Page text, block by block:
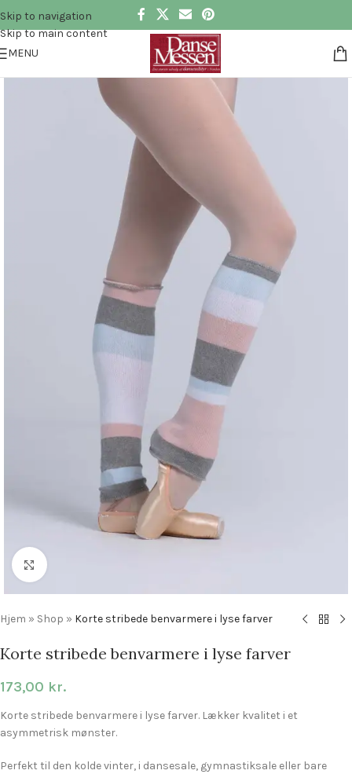
Skip to navigation
Skip to main content
MENU
Click to enlarge
Hjem » Shop » Korte stribede benvarmere i lyse farver
Korte stribede benvarmere i lyse farver
173,00 kr.
Korte stribede benvarmere i lyse farver. Lækker kvalitet i et
asymmetrisk mønster.
Perfekt til den kolde vinter, i dansesale, gymnastiksale eller bare